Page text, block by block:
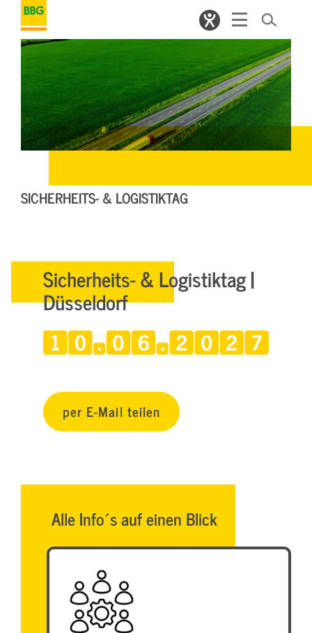
SICHERHEITS- & LOGISTIKTAG
Sicherheits- & Logistiktag |
Düsseldorf
per E-Mail teilen
Alle Info´s auf einen Blick